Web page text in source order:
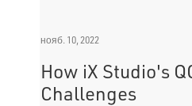
нояб. 10, 2022
How iX Studio's
Challenges